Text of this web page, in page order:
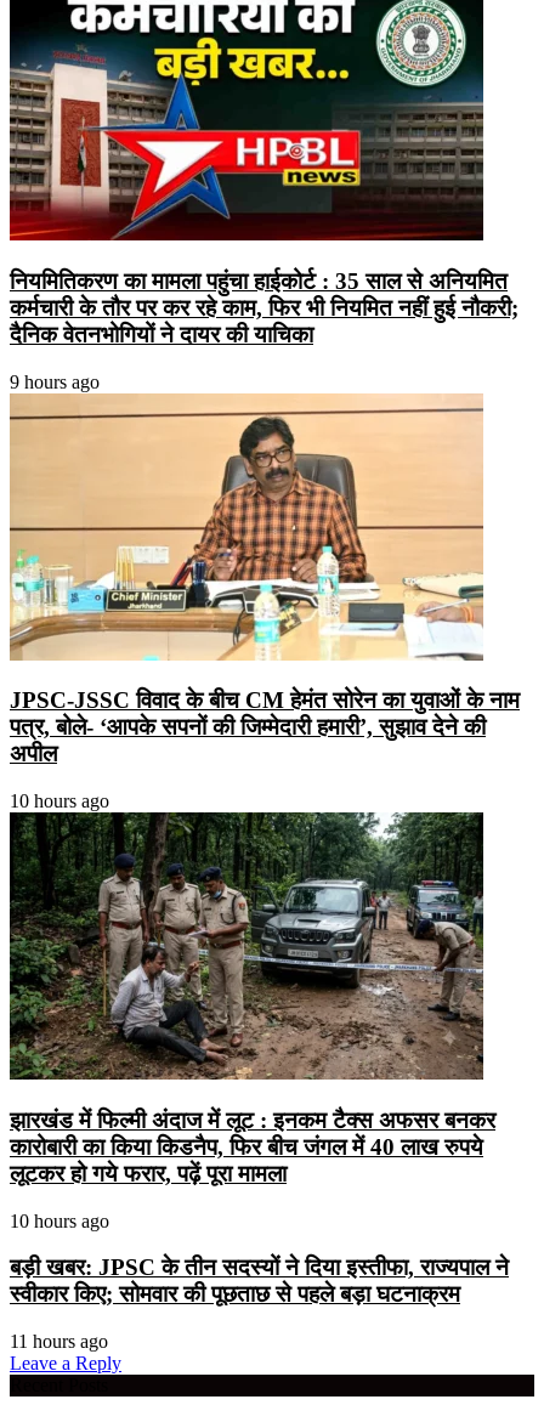
नियमितिकरण का मामला पहुंचा हाईकोर्ट : 35 साल से अनियमित
कर्मचारी के तौर पर कर रहे काम, फिर भी नियमित नहीं हुई नौकरी;
दैनिक वेतनभोगियों ने दायर की याचिका
9 hours ago
JPSC-JSSC विवाद के बीच CM हेमंत सोरेन का युवाओं के नाम
पत्र, बोले- ‘आपके सपनों की जिम्मेदारी हमारी’, सुझाव देने की
अपील
10 hours ago
झारखंड में फिल्मी अंदाज में लूट : इनकम टैक्स अफसर बनकर
कारोबारी का किया किडनैप, फिर बीच जंगल में 40 लाख रुपये
लूटकर हो गये फरार, पढ़ें पूरा मामला
10 hours ago
बड़ी खबर: JPSC के तीन सदस्यों ने दिया इस्तीफा, राज्यपाल ने
स्वीकार किए; सोमवार की पूछताछ से पहले बड़ा घटनाक्रम
11 hours ago
Leave a Reply